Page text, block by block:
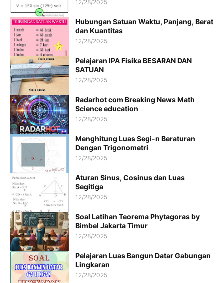
12/28/2025
Hubungan Satuan Waktu, Panjang, Berat
dan Kuantitas
12/28/2025
Pelajaran IPA Fisika BESARAN DAN
SATUAN
12/28/2025
Radarhot com Breaking News Math
Science education
12/28/2025
Menghitung Luas Segi-n Beraturan
Dengan Trigonometri
12/28/2025
Aturan Sinus, Cosinus dan Luas
Segitiga
12/28/2025
Soal Latihan Teorema Phytagoras by
Bimbel Jakarta Timur
12/28/2025
Pelajaran Luas Bangun Datar Gabungan
Lingkaran
12/28/2025